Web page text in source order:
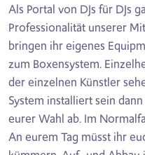
Als Portal von DJs für DJs
Professionalität unserer
bringen ihr eigenes
zum Boxensystem.
der einzelnen Künstler
System installiert sein
eurer Wahl ab. Im
An eurem Tag müsst ihr